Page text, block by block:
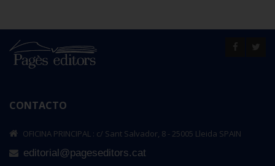
CONTACTO
OFICINA PRINCIPAL : c/ Sant Salvador, 8 - 25005 Lleida SPAIN
editorial@pageseditors.cat